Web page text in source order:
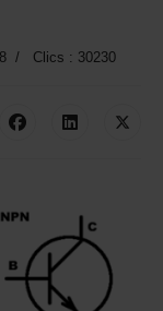
Clics : 30230